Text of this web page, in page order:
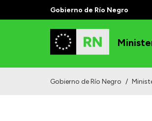
Gobierno de Río Negro
Gobierno de Río Negro /